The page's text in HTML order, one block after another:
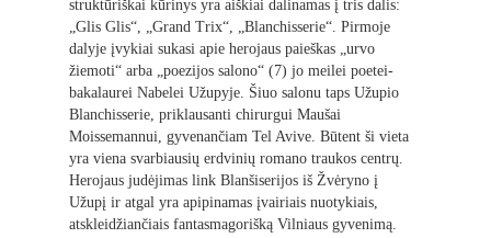
struktūriškai kūrinys yra aiškiai dalinamas į tris dalis:
„Glis Glis“, „Grand Trix“, „Blanchisserie“. Pirmoje
dalyje įvykiai sukasi apie herojaus paieškas „urvo
žiemoti“ arba „poezijos salono“ (7) jo meilei poetei-
bakalaurei Nabelei Užupyje. Šiuo salonu taps Užupio
Blanchisserie, priklausanti chirurgui Maušai
Moissemannui, gyvenančiam Tel Avive. Būtent ši vieta
yra viena svarbiausių erdvinių romano traukos centrų.
Herojaus judėjimas link Blanšiserijos iš Žvėryno į
Užupį ir atgal yra apipinamas įvairiais nuotykiais,
atskleidžiančiais fantasmagorišką Vilniaus gyvenimą.